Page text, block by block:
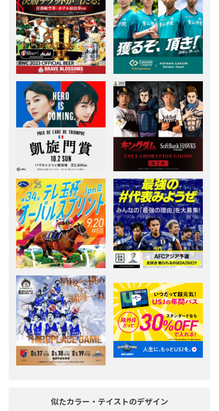
似たカラー・テイストのデザイン